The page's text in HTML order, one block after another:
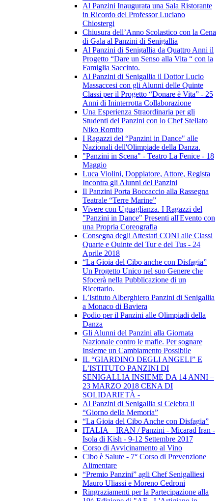
Al Panzini Inaugurata una Sala Ristorante
in Ricordo del Professor Luciano
Chiostergi
Chiusura dell’Anno Scolastico con la Cena
di Gala al Panzini di Senigallia
Al Panzini di Senigallia da Quattro Anni il
Progetto “Dare un Senso alla Vita “ con la
Famiglia Saccinto.
Al Panzini di Senigallia il Dottor Lucio
Massaccesi con gli Alunni delle Quinte
Classi per il Progetto “Donare è Vita” - 25
Anni di Ininterrotta Collaborazione
Una Esperienza Straordinaria per gli
Studenti del Panzini con lo Chef Stellato
Niko Romito
I Ragazzi del “Panzini in Dance" alle
Nazionali dell'Olimpiade della Danza.
"Panzini in Scena" - Teatro La Fenice - 18
Maggio
Luca Violini, Doppiatore, Attore, Regista
Incontra gli Alunni del Panzini
Il Panzini Porta Boccaccio alla Rassegna
Teatrale “Terre Marine”
Vivere con Uguaglianza. I Ragazzi del
"Panzini in Dance" Presenti all'Evento con
una Propria Coreografia
Consegna degli Attestati CONI alle Classi
Quarte e Quinte del Tur e del Tus - 24
Aprile 2018
“La Gioia del Cibo anche con Disfagia”
Un Progetto Unico nel suo Genere che
Sfocerà nella Pubblicazione di un
Ricettario.
L’Istituto Alberghiero Panzini di Senigallia
a Monaco di Baviera
Podio per il Panzini alle Olimpiadi della
Danza
Gli Alunni del Panzini alla Giornata
Nazionale contro le mafie. Per sognare
Insieme un Cambiamento Possibile
IL “GIARDINO DEGLI ANGELI” E
L’ISTITUTO PANZINI DI
SENIGALLIA INSIEME DA 14 ANNI –
23 MARZO 2018 CENA DI
SOLIDARIETÀ -
Al Panzini di Senigallia si Celebra il
“Giorno della Memoria”
“La Gioia del Cibo Anche con Disfagia”
ITALIA – IRAN / Panzini - Micarad Iran -
Isola di Kish - 9-12 Settembre 2017
Corso di Avvicinamento al Vino
Cibo è Salute - 7° Corso di Prevenzione
Alimentare
“Premio Panzini” agli Chef Senigalliesi
Mauro Uliassi e Moreno Cedroni
Ringraziamenti per la Partecipazione alla